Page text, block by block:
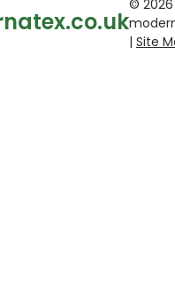
© 2026
| Site